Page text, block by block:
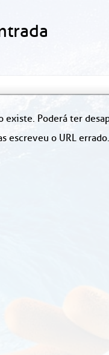
existe. Poderá ter
escreveu o URL